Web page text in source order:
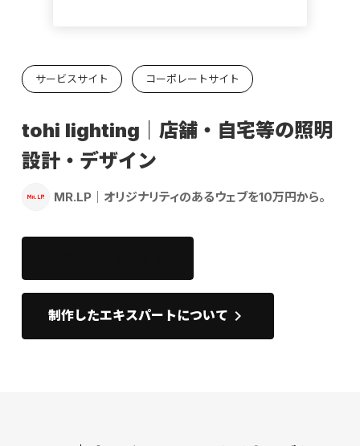
サービスサイト コーポレートサイト
tohi lighting｜店舗・自宅等の照明
設計・デザイン
MR.LP｜オリジナリティのあるウェブを10万円から。
制作したエキスパートについて keyboard_arrow_right